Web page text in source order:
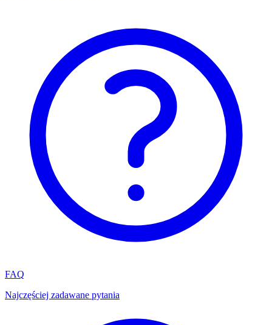
FAQ
Najczęściej zadawane pytania